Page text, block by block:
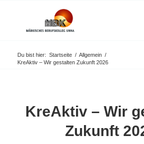
Du bist hier: Startseite / Allgemein /
KreAktiv – Wir gestalten Zukunft 2026
KreAktiv – Wir
Zukunft